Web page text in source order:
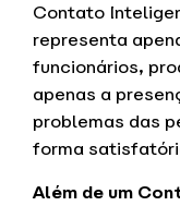
Contato
representa
funcionários,
apenas a
problemas das
forma
Além de um